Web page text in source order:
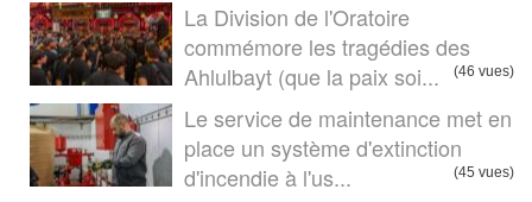
La Division de l'Oratoire
commémore les tragédies des
Ahlulbayt (que la paix soi...
(46 vues)
Le service de maintenance met en
place un système d'extinction
d'incendie à l'us...
(45 vues)